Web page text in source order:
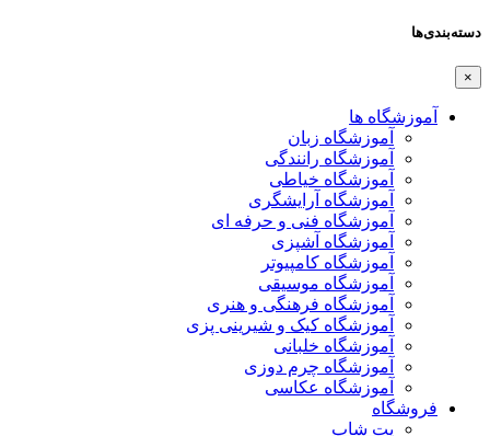
دسته‌بندی‌ها
×
آموزشگاه ها
آموزشگاه زبان
آموزشگاه رانندگی
آموزشگاه خیاطی
آموزشگاه آرایشگری
آموزشگاه فنی و حرفه ای
آموزشگاه آشپزی
آموزشگاه کامپیوتر
آموزشگاه موسیقی
آموزشگاه فرهنگی و هنری
آموزشگاه کیک و شیرینی پزی
آموزشگاه خلبانی
آموزشگاه چرم دوزی
آموزشگاه عکاسی
فروشگاه
پت شاپ